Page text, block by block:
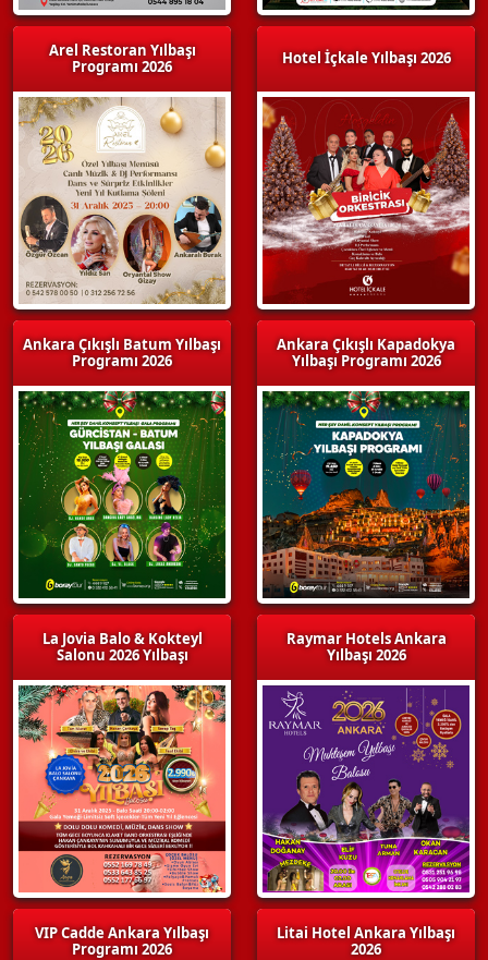
Arel Restoran Yılbaşı
Programı 2026
Ankara Çıkışlı Batum Yılbaşı
Programı 2026
La Jovia Balo & Kokteyl
Salonu 2026 Yılbaşı
VIP Cadde Ankara Yılbaşı
Programı 2026
Hotel İçkale Yılbaşı 2026
Ankara Çıkışlı Kapadokya
Yılbaşı Programı 2026
Raymar Hotels Ankara
Yılbaşı 2026
Litai Hotel Ankara Yılbaşı
2026